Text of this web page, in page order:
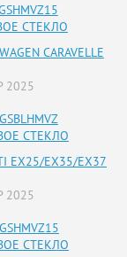
СТЕКЛО
CARAVELLE
2025
СТЕКЛО
EX25/EX35/EX37
2025
СТЕКЛО